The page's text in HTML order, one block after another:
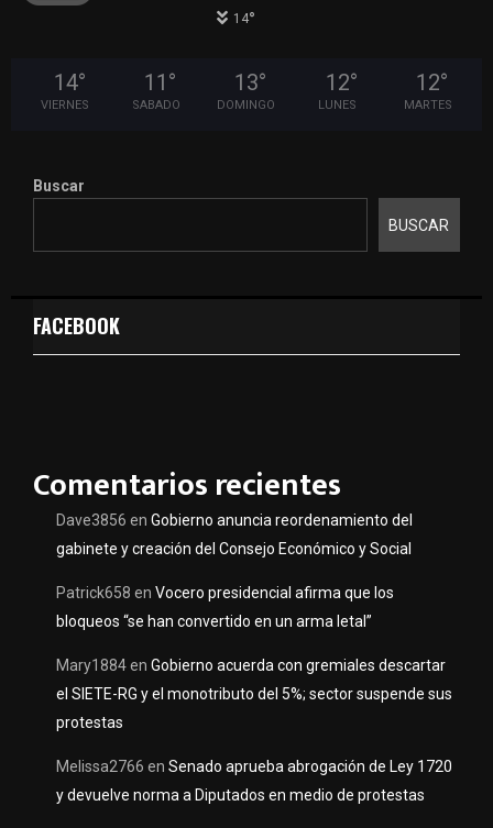
14°
14°
VIERNES
11 °
SABADO
13°
DOMINGO
12°
LUNES
12°
MARTES
Buscar
BUSCAR
FACEBOOK
Comentarios recientes
Dave3856 en Gobierno anuncia reordenamiento del
gabinete y creación del Consejo Económico y Social
Patrick658 en Vocero presidencial afirma que los
bloqueos “se han convertido en un arma letal”
Mary1884en Gobierno acuerda con gremiales descartar
el SIETE-RG y el monotributo del 5%; sector suspende sus
protestas
Melissa2766 en Senado aprueba abrogación de Ley 1720
y devuelve norma a Diputados en medio de protestas